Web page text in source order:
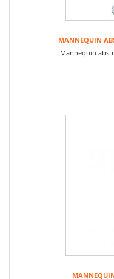
MANNEQUIN
Mannequin